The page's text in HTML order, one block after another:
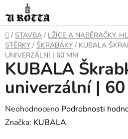
na
obsah
DOMŮ
/ STAVBA / LŽÍCE A NABĚRAČKY,
STĚRKY / ŠKRABÁKY / KUBALA
UNIVERZÁLNÍ | 60 MM
KUBALA
univerzální |
Průměrné
hodnocení
Neohodnoceno Podrobnosti
Značka: KUBALA